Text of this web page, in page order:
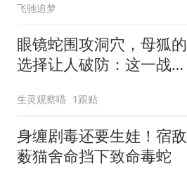
飞驰追梦
眼镜蛇围攻洞穴，母狐的
选择让人破防：这一战，
生灵观察喵 1跟贴
身缠剧毒还要生娃！宿敌
薮猫舍命挡下致命毒蛇